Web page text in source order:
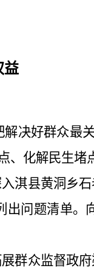
益
决好群众
化解民生堵
淇县黄洞乡
问题清单
群众监督政